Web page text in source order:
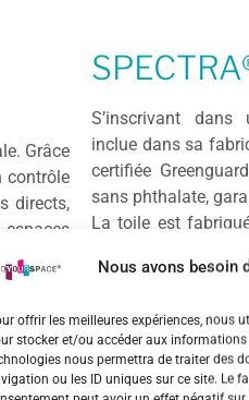
Nous avons besoin
offrir les meilleures expériences, nous
stocker et/ou accéder aux
nous permettra de traiter des
ou les ID uniques sur ce site. Le
Grâce
contrôle
directs,
E
espaces
S’inscrivant dans
inclue dans sa
certifiée
sans phthalate,
La toile est
14001), ce qui
respectueuse de
résistance
prolongent sa
environnemental